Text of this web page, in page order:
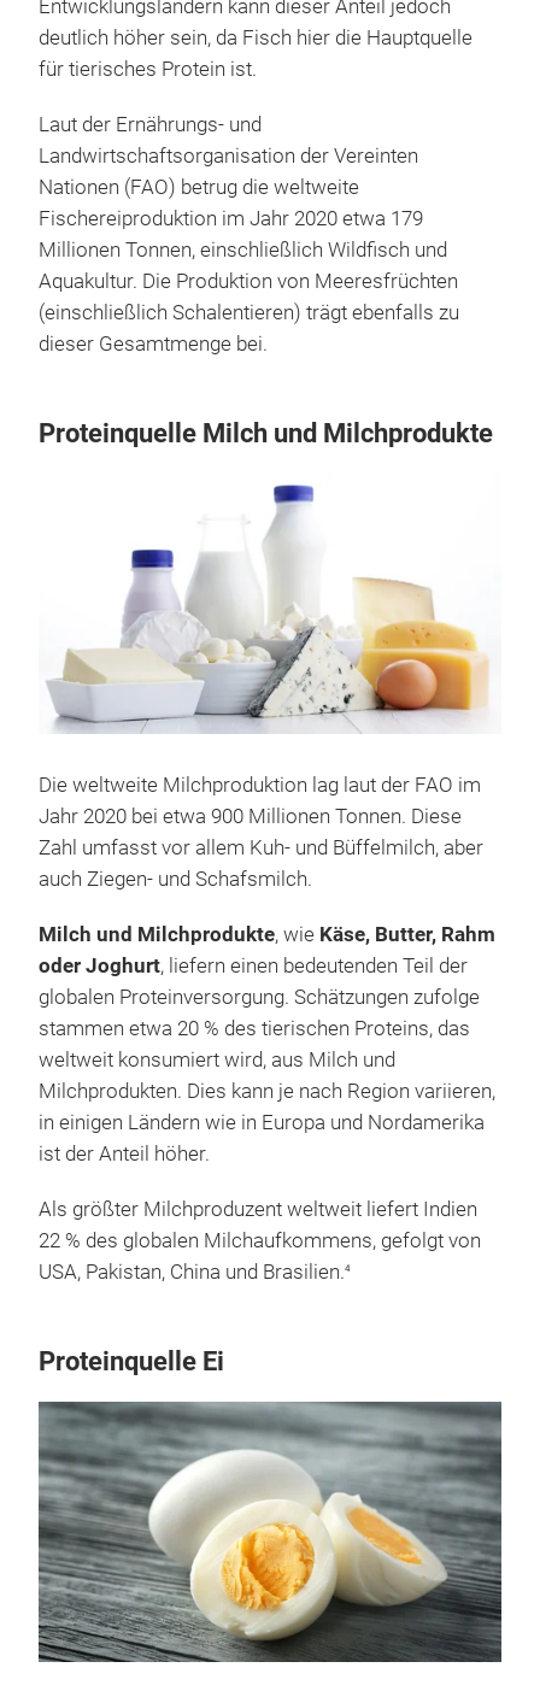
Entwicklungsländern kann dieser Anteil jedoch
deutlich höher sein, da Fisch hier die Hauptquelle
für tierisches Protein ist.
Laut der Ernährungs- und
Landwirtschaftsorganisation der Vereinten
Nationen (FAO) betrug die weltweite
Fischereiproduktion im Jahr 2020 etwa 179
Millionen Tonnen, einschließlich Wildfisch und
Aquakultur. Die Produktion von Meeresfrüchten
(einschließlich Schalentieren) trägt ebenfalls zu
dieser Gesamtmenge bei.
Proteinquelle Milch und Milchprodukte
Die weltweite Milchproduktion lag laut der FAO im
Jahr 2020 bei etwa 900 Millionen Tonnen. Diese
Zahl umfasst vor allem Kuh- und Büffelmilch, aber
auch Ziegen- und Schafsmilch.
Milch und Milchprodukte, wie Käse, Butter, Rahm
oder Joghurt, liefern einen bedeutenden Teil der
globalen Proteinversorgung. Schätzungen zufolge
stammen etwa 20 % des tierischen Proteins, das
weltweit konsumiert wird, aus Milch und
Milchprodukten. Dies kann je nach Region variieren,
in einigen Ländern wie in Europa und Nordamerika
ist der Anteil höher.
Als größter Milchproduzent weltweit liefert Indien
22 % des globalen Milchaufkommens, gefolgt von
USA, Pakistan, China und Brasilien.4
Proteinquelle Ei